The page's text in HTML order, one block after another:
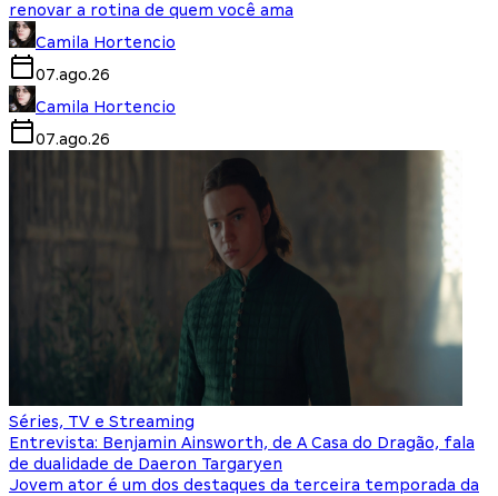
renovar a rotina de quem você ama
Camila Hortencio
07.ago.26
Camila Hortencio
07.ago.26
Séries, TV e Streaming
Entrevista: Benjamin Ainsworth, de A Casa do Dragão, fala
de dualidade de Daeron Targaryen
Jovem ator é um dos destaques da terceira temporada da